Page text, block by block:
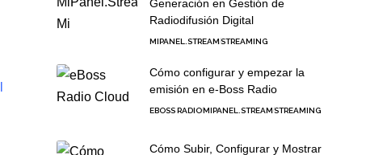
Generación en Gestión de
Radiodifusión Digital
MIPANEL.STREAMSTREAMING
Cómo configurar y empezar la
emisión en e-Boss Radio
EBOSS RADIOMIPANEL.STREAMSTREAMING
Cómo Subir, Configurar y Mostrar